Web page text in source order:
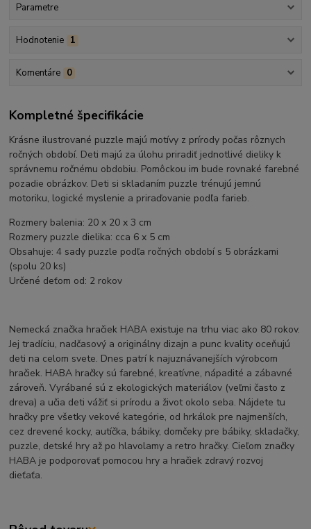
Parametre
Hodnotenie 1
Komentáre 0
Kompletné špecifikácie
Krásne ilustrované puzzle majú motívy z prírody počas rôznych
ročných období. Deti majú za úlohu priradiť jednotlivé dieliky k
správnemu ročnému obdobiu. Pomôckou im bude rovnaké farebné
pozadie obrázkov. Deti si skladaním puzzle trénujú jemnú
motoriku, logické myslenie a priraďovanie podľa farieb.
Rozmery balenia: 20 x 20 x 3 cm
Rozmery puzzle dielika: cca 6 x 5 cm
Obsahuje: 4 sady puzzle podľa ročných období s 5 obrázkami
(spolu 20 ks)
Určené deťom od: 2 rokov
Nemecká značka hračiek HABA existuje na trhu viac ako 80 rokov.
Jej tradíciu, nadčasový a originálny dizajn a punc kvality oceňujú
deti na celom svete. Dnes patrí k najuznávanejších výrobcom
hračiek. HABA hračky sú farebné, kreatívne, nápadité a zábavné
zároveň. Vyrábané sú z ekologických materiálov (veľmi často z
dreva) a učia deti vážiť si prírodu a život okolo seba. Nájdete tu
hračky pre všetky vekové kategórie, od hrkálok pre najmenších,
cez drevené kocky, autíčka, bábiky, domčeky pre bábiky, skladačky,
puzzle, detské hry až po hlavolamy a retro hračky. Cieľom značky
HABA je podporovať pomocou hry a hračiek zdravý rozvoj
dieťaťa.